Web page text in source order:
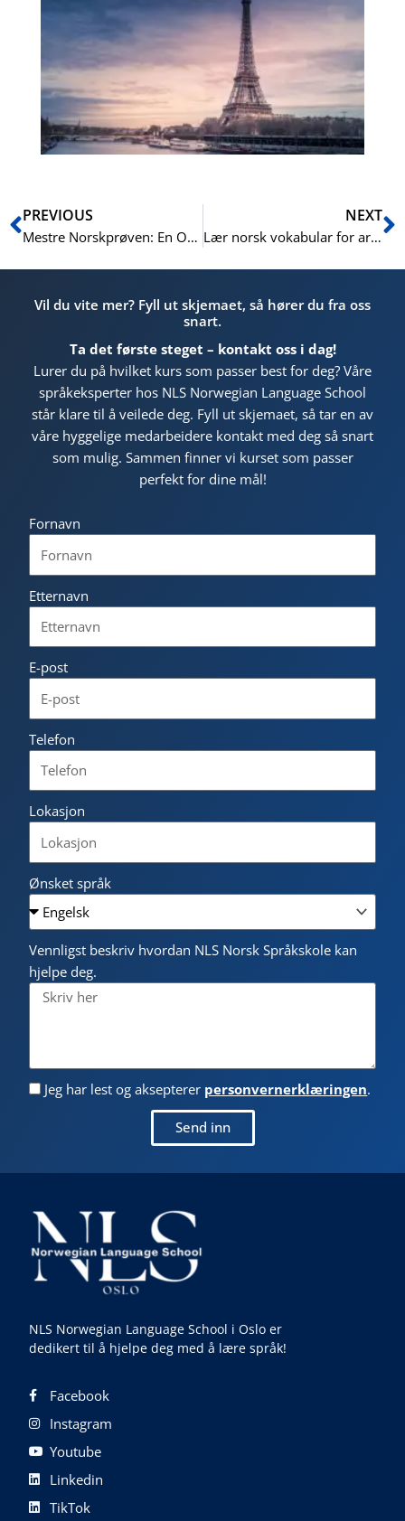
Prev
PREVIOUS
Mestre Norskprøven: En Omfattende Guide til De Fire Delene
NEXT
Lær norsk vokabular for arkitektur og arkitektoniske stiler
Vil du vite mer? Fyll ut skjemaet, så hører du fra oss
snart.
Ta det første steget – kontakt oss i dag!
Lurer du på hvilket kurs som passer best for deg? Våre
språkeksperter hos NLS Norwegian Language School
står klare til å veilede deg. Fyll ut skjemaet, så tar en av
våre hyggelige medarbeidere kontakt med deg så snart
som mulig. Sammen finner vi kurset som passer
perfekt for dine mål!
Fornavn
Etternavn
E-post
Telefon
Lokasjon
Ønsket språk
Vennligst beskriv hvordan NLS Norsk Språkskole kan
hjelpe deg.
Jeg har lest og aksepterer personvernerklæringen.
Send inn
NLS Norwegian Language School i Oslo er
dedikert til å hjelpe deg med å lære språk!
Facebook
Instagram
Youtube
Linkedin
TikTok